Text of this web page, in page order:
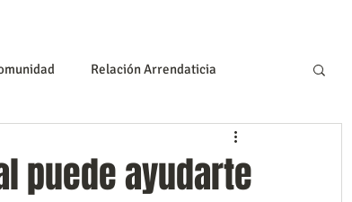
Relación Arrendaticia
Tecnología
puede ayudarte